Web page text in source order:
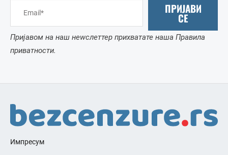
ПРИЈАВИ
СЕ
Пријавом на наш неwслеттер прихватате наша Правила
приватности.
Импресум